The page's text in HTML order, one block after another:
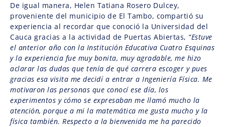
De igual manera, Helen Tatiana Rosero Dulcey,
proveniente del municipio de El Tambo, compartió su
experiencia al recordar que conoció la Universidad del
Cauca gracias a la actividad de Puertas Abiertas, “Estuve
el anterior año con la Institución Educativa Cuatro Esquinas
y la experiencia fue muy bonita, muy agradable, me hizo
aclarar las dudas que tenía de qué carrera escoger y pues
gracias esa visita me decidí a entrar a Ingeniería Física. Me
motivaron las personas que conocí ese día, los
experimentos y cómo se expresaban me llamó mucho la
atención, porque a mi la matemática me gusta mucho y la
física también. Respecto a la bienvenida me ha parecido